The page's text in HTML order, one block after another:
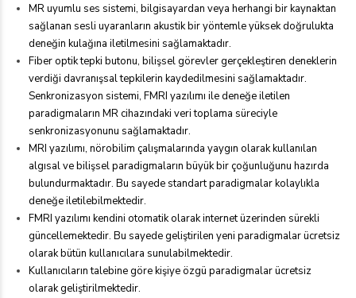
MR uyumlu ses sistemi, bilgisayardan veya herhangi bir kaynaktan
sağlanan sesli uyaranların akustik bir yöntemle yüksek doğrulukta
deneğin kulağına iletilmesini sağlamaktadır.
Fiber optik tepki butonu, bilişsel görevler gerçekleştiren deneklerin
verdiği davranışsal tepkilerin kaydedilmesini sağlamaktadır.
Senkronizasyon sistemi, FMRI yazılımı ile deneğe iletilen
paradigmaların MR cihazındaki veri toplama süreciyle
senkronizasyonunu sağlamaktadır.
MRI yazılımı, nörobilim çalışmalarında yaygın olarak kullanılan
algısal ve bilişsel paradigmaların büyük bir çoğunluğunu hazırda
bulundurmaktadır. Bu sayede standart paradigmalar kolaylıkla
deneğe iletilebilmektedir.
FMRI yazılımı kendini otomatik olarak internet üzerinden sürekli
güncellemektedir. Bu sayede geliştirilen yeni paradigmalar ücretsiz
olarak bütün kullanıcılara sunulabilmektedir.
Kullanıcıların talebine göre kişiye özgü paradigmalar ücretsiz
olarak geliştirilmektedir.